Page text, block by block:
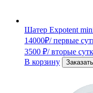
Шатер Expotent
14000₽/ первые
3500 ₽/ вторые
В корзину